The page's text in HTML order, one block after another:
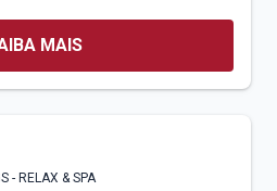
MAIS
- RELAX & SPA